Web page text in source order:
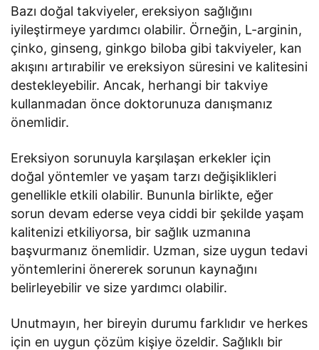
Bazı doğal takviyeler, ereksiyon sağlığını
iyileştirmeye yardımcı olabilir. Örneğin, L-arginin,
çinko, ginseng, ginkgo biloba gibi takviyeler, kan
akışını artırabilir ve ereksiyon süresini ve kalitesini
destekleyebilir. Ancak, herhangi bir takviye
kullanmadan önce doktorunuza danışmanız
önemlidir.
Ereksiyon sorunuyla karşılaşan erkekler için
doğal yöntemler ve yaşam tarzı değişiklikleri
genellikle etkili olabilir. Bununla birlikte, eğer
sorun devam ederse veya ciddi bir şekilde yaşam
kalitenizi etkiliyorsa, bir sağlık uzmanına
başvurmanız önemlidir. Uzman, size uygun tedavi
yöntemlerini önererek sorunun kaynağını
belirleyebilir ve size yardımcı olabilir.
Unutmayın, her bireyin durumu farklıdır ve herkes
için en uygun çözüm kişiye özeldir. Sağlıklı bir